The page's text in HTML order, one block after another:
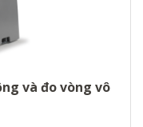
và đo vòng vô